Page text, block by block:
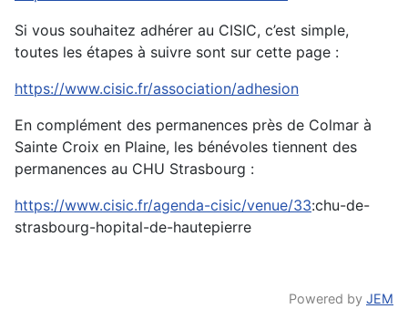
Si vous souhaitez adhérer au CISIC, c’est simple,
toutes les étapes à suivre sont sur cette page :
https://www.cisic.fr/association/adhesion
En complément des permanences près de Colmar à
Sainte Croix en Plaine, les bénévoles tiennent des
permanences au CHU Strasbourg :
https://www.cisic.fr/agenda-cisic/venue/33:chu-de-
strasbourg-hopital-de-hautepierre
Powered by JEM